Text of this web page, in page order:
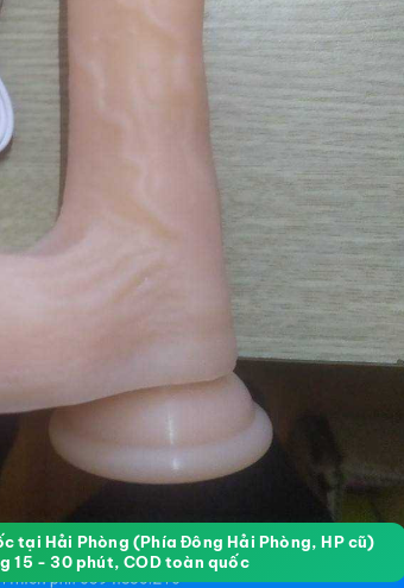
tại Hải Phòng (Phía Đông Hải Phòng, HP cũ)
15 - 30 phút, COD toàn quốc